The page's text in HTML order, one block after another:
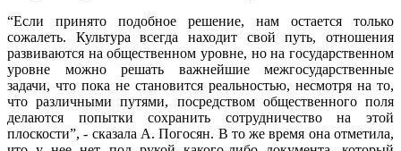
“Если принято подобное решение, нам остается только
сожалеть. Культура всегда находит свой путь, отношения
развиваются на общественном уровне, но на государственном
уровне можно решать важнейшие межгосударственные
задачи, что пока не становится реальностью, несмотря на то,
что различными путями, посредством общественного поля
делаются попытки сохранить сотрудничество на этой
плоскости”, - сказала А. Погосян. В то же время она отметила,